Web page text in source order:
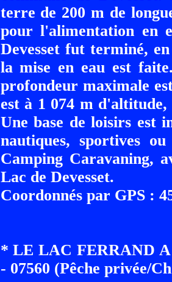
terre de 200 m de
pour l'alimentation en
Devesset fut terminé,
la mise en eau est
profondeur maximale
est à 1 074 m
Une base de loisirs est
nautiques, sportives
Camping Caravaning,
Lac de Devesset.
Coordonnés par GPS :
* LE LAC FERRAND
- 07560 (Pêche privée/